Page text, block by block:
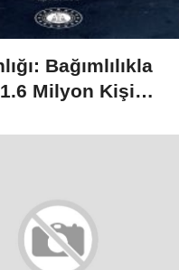
Bağımlılıkla
Milyon Kişi